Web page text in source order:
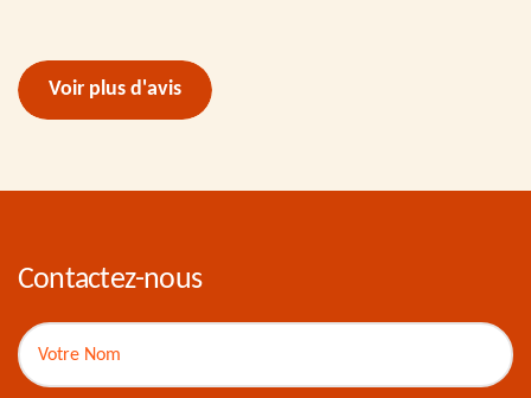
Voir plus d'avis
Contactez-nous